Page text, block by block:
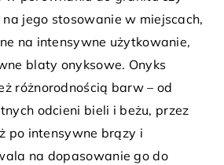
jego stosowanie w miejscach,
na intensywne użytkowanie,
blaty onyksowe. Onyks
różnorodnością barw – od
odcieni bieli i beżu, przez
po intensywne brązy i
na dopasowanie go do